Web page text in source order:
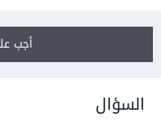
أجب
السؤال